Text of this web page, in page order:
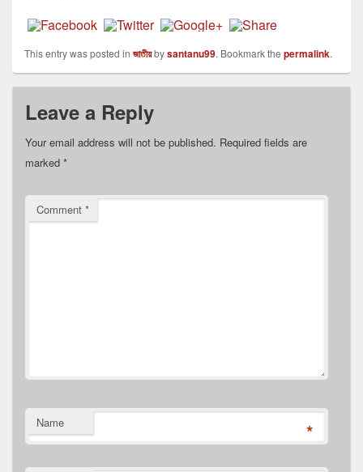
This entry was posted in জাতীয়bysantanu99. Bookmark the permalink.
Leave a Reply
Your email address will not be published. Required fields are
marked *
Comment *
Name *